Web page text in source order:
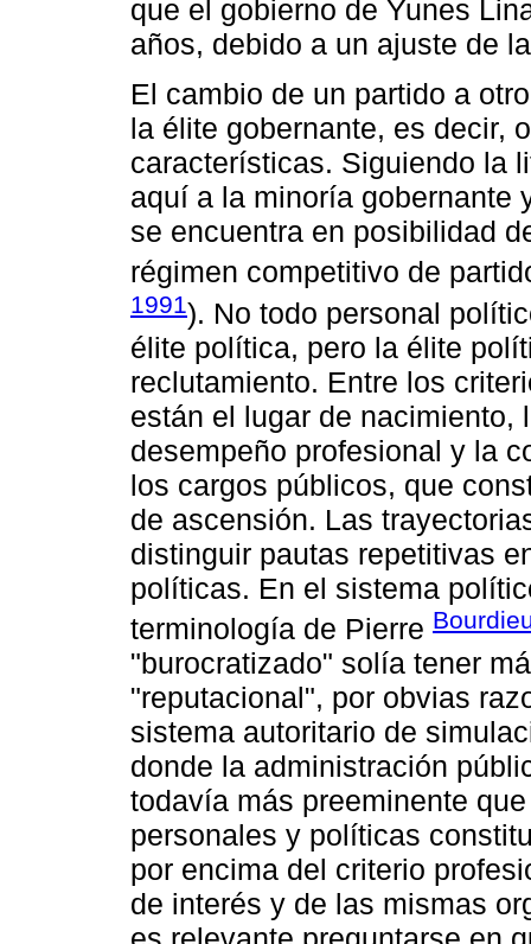
que el gobierno de Yunes
años, debido a un ajuste de
El cambio de un partido a
la élite gobernante, es decir,
características. Siguiendo la
aquí a la minoría gobernante
se encuentra en posibilidad
régimen competitivo de
1991). No todo personal
élite política, pero la élite
reclutamiento. Entre los
están el lugar de
desempeño profesional y la
los cargos públicos, que
de ascensión. Las
distinguir pautas repetitivas
políticas. En el sistema
terminología de Pierre
"burocratizado" solía tener
"reputacional", por obvias
sistema autoritario de
donde la administración
todavía más preeminente
personales y políticas
por encima del criterio
de interés y de las mismas